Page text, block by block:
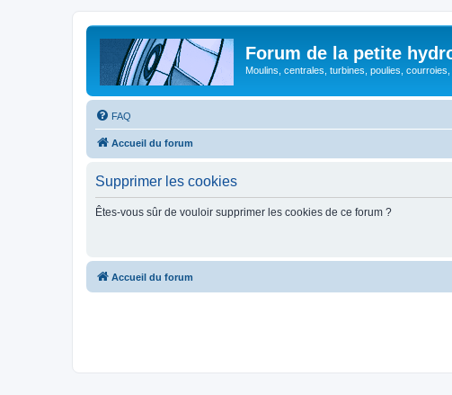
Forum de la petite
Moulins, centrales, turbines, poulies,
FAQ
Accueil du forum
Supprimer les cookies
Êtes-vous sûr de vouloir supprimer les cookies de ce forum ?
Accueil du forum